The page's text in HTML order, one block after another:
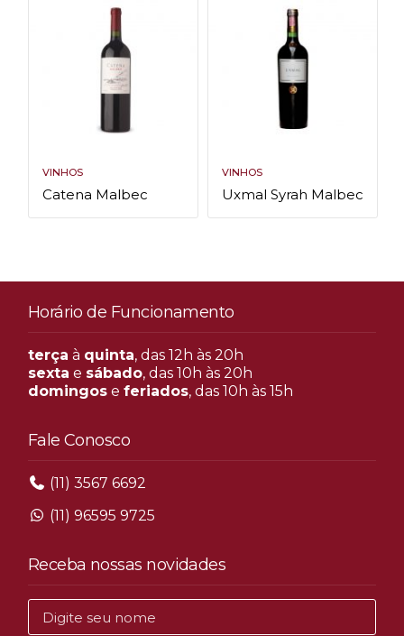
VINHOS
Catena Malbec
VINHOS
Uxmal Syrah Malbec
Horário de Funcionamento
terça à quinta, das 12h às 20h
sexta e sábado, das 10h às 20h
domingose feriados, das 10h às 15h
Fale Conosco
(11) 3567 6692
(11) 96595 9725
Receba nossas novidades